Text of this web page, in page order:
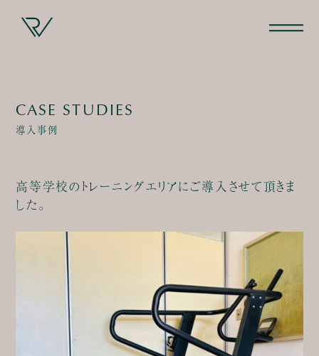
CASE STUDIES
導入事例
高等学校のトレーニングエリアにご導入させて頂きま
した。